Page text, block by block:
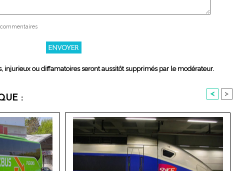
injurieux ou diffamatoires seront aussitôt supprimés par le modérateur.
: < >